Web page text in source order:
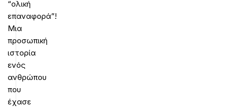
“ολική
επαναφορά”!
Μια
προσωπική
ιστορία
ενός
ανθρώπου
που
έχασε